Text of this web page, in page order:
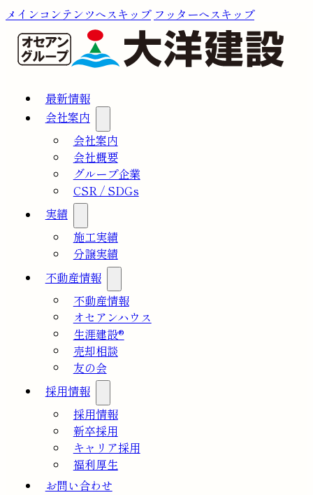
メインコンテンツへスキップ フッターへスキップ
最新情報
会社案内
会社案内
会社概要
グループ企業
CSR / SDGs
実績
施工実績
分譲実績
不動産情報
不動産情報
オセアンハウス
生涯建設®
売却相談
友の会
採用情報
採用情報
新卒採用
キャリア採用
福利厚生
お問い合わせ